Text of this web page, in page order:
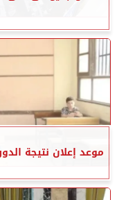
موعد إعلان نتيجة الدور